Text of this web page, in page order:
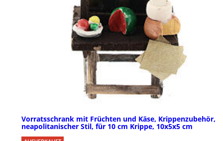
Vorratsschrank mit Früchten und Käse, Krippenzubehör,
neapolitanischer Stil, für 10 cm Krippe, 10x5x5 cm